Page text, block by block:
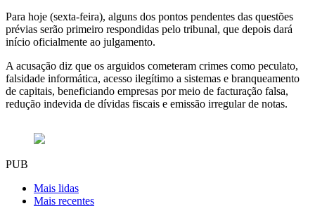
Para hoje (sexta-feira), alguns dos pontos pendentes das questões
prévias serão primeiro respondidas pelo tribunal, que depois dará
início oficialmente ao julgamento.
A acusação diz que os arguidos cometeram crimes como peculato,
falsidade informática, acesso ilegítimo a sistemas e branqueamento
de capitais, beneficiando empresas por meio de facturação falsa,
redução indevida de dívidas fiscais e emissão irregular de notas.
PUB
Mais lidas
Mais recentes